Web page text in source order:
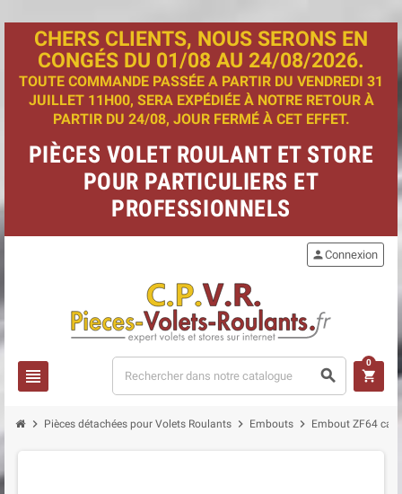
CHERS CLIENTS, NOUS SERONS EN
CONGÉS DU 01/08 AU 24/08/2026.
TOUTE COMMANDE PASSÉE A PARTIR DU VENDREDI 31
JUILLET 11H00, SERA EXPÉDIÉE À NOTRE RETOUR À
PARTIR DU 24/08, JOUR FERMÉ À CET EFFET.
PIÈCES VOLET ROULANT ET STORE
POUR PARTICULIERS ET
PROFESSIONNELS
view_headline search
personConnexion
shopping_cart
0
chevron_right Pièces détachées pour Volets Roulants chevron_right Embouts chevron_right Embout ZF64